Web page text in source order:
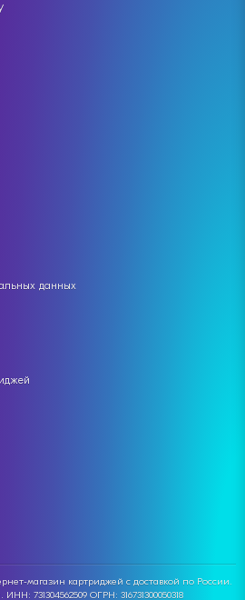
данных
магазин картриджей с доставкой по России.
731304562509 ОГРН: 316731300050318